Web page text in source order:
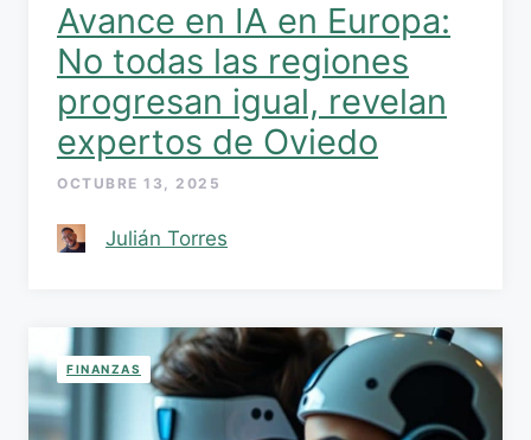
Avance en IA en Europa:
No todas las regiones
progresan igual, revelan
expertos de Oviedo
OCTUBRE 13, 2025
Julián Torres
FINANZAS